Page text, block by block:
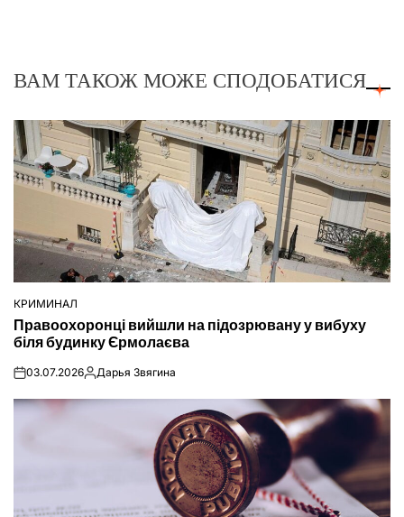
ВАМ ТАКОЖ МОЖЕ СПОДОБАТИСЯ
ОПУБЛІКУВАТИ
КРИМИНАЛ
Правоохоронці вийшли на підозрювану у вибуху
біля будинку Єрмолаєва
on03.07.2026Опубліковано
Дарья Звягина